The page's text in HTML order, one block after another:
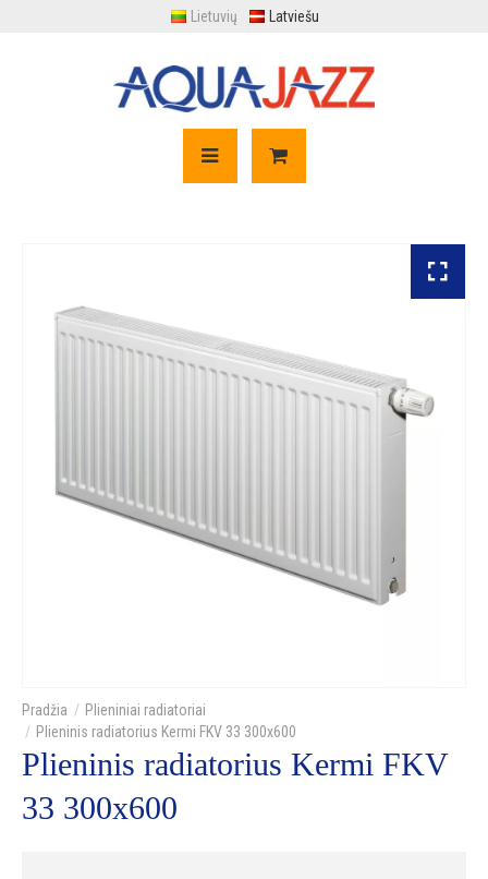
Lietuvių Latviešu
Plieniniai radiatoriai
Plieninis radiatorius Kermi FKV 33 300x600
Plieninis radiatorius Kermi FKV
33 300x600